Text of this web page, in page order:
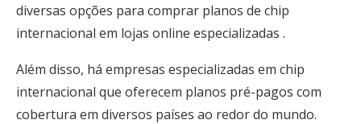
diversas opções para comprar planos de chip
internacional em lojas online especializadas .
Além disso, há empresas especializadas em chip
internacional que oferecem planos pré-pagos com
cobertura em diversos países ao redor do mundo.